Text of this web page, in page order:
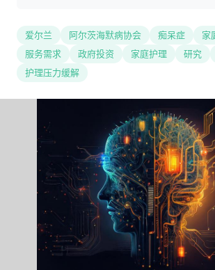
爱尔兰 阿尔茨海默病协会 痴呆症
家
服务需求
政府投资 家庭护理 研究
护理压力缓解